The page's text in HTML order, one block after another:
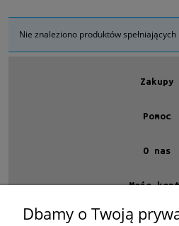
Dostępność
Nie znaleziono produktów
Zakupy
Pomoc
O nas
Moje
Kontakt
Dbamy o Twoją